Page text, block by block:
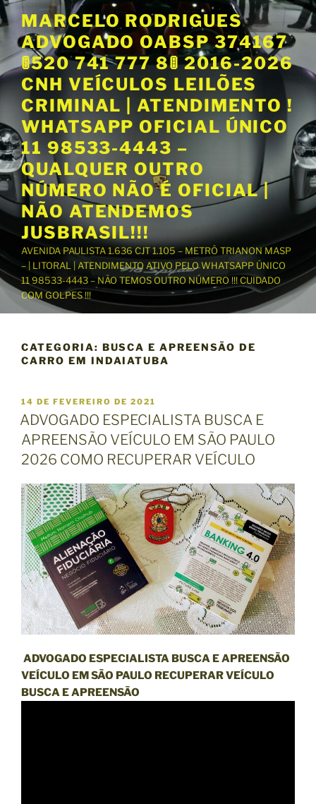
P
u
a
r
r
a
o
c
o
n
t
ú
d
MARCELO RODRIGUES
ADVOGADO OABSP 374167
🚦520 741 777 8🚦 2016-2026
CNH VEÍCULOS LEILÕES
CRIMINAL | ATENDIMENTO !
WHATSAPP OFICIAL ÚNICO
11 98533-4443 –
QUALQUER OUTRO
NÚMERO NÃO É OFICIAL |
NÃO ATENDEMOS
JUSBRASIL!!!
AVENIDA PAULISTA 1.636 CJT 1.105 – METRÔ TRIANON MASP
– | LITORAL | ATENDIMENTO ATIVO PELO WHATSAPP ÚNICO
11 98533-4443 – NÃO TEMOS OUTRO NÚMERO !!! CUIDADO
COM GOLPES !!!
CATEGORIA: BUSCA E APREENSÃO DE
CARRO EM INDAIATUBA
P
U
B
L
I
C
D
O
E
M
14 DE FEVEREIRO DE 2021
ADVOGADO ESPECIALISTA BUSCA E
APREENSÃO VEÍCULO EM SÃO PAULO
2026 COMO RECUPERAR VEÍCULO
ADVOGADO ESPECIALISTA BUSCA E APREENSÃO
VEÍCULO EM SÃO PAULO RECUPERAR VEÍCULO
BUSCA E APREENSÃO